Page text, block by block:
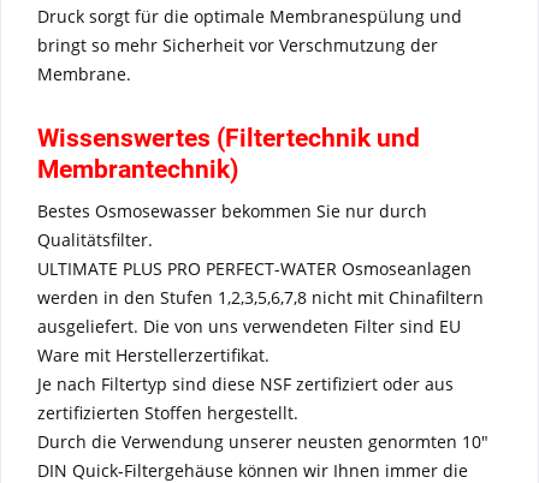
Druck sorgt für die optimale Membranespülung und
bringt so mehr Sicherheit vor Verschmutzung der
Membrane.
Wissenswertes (Filtertechnik und
Membrantechnik)
Bestes Osmosewasser bekommen Sie nur durch
Qualitätsfilter.
ULTIMATE PLUS PRO PERFECT-WATER Osmoseanlagen
werden in den Stufen 1,2,3,5,6,7,8 nicht mit Chinafiltern
ausgeliefert. Die von uns verwendeten Filter sind EU
Ware mit Herstellerzertifikat.
Je nach Filtertyp sind diese NSF zertifiziert oder aus
zertifizierten Stoffen hergestellt.
Durch die Verwendung unserer neusten genormten 10"
DIN Quick-Filtergehäuse können wir Ihnen immer die